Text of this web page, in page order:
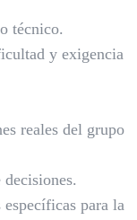
técnico.
y exigencia
reales del grupo
específicas para la